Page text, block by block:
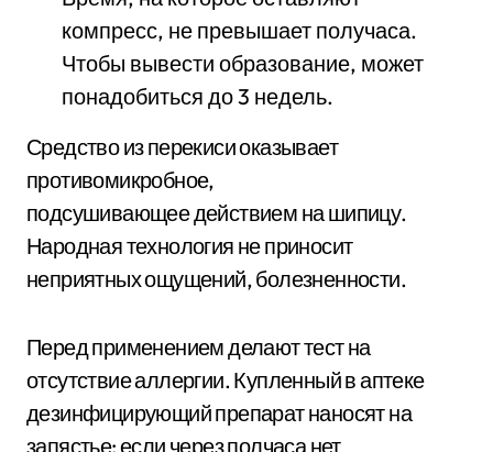
компресс, не превышает получаса.
Чтобы вывести образование, может
понадобиться до 3 недель.
Средство из перекиси оказывает
противомикробное,
подсушивающее действием на шипицу.
Народная технология не приносит
неприятных ощущений, болезненности.
Перед применением делают тест на
отсутствие аллергии. Купленный в аптеке
дезинфицирующий препарат наносят на
запястье: если через полчаса нет